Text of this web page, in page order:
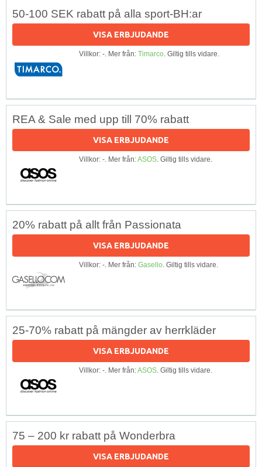
50-100 SEK rabatt på alla sport-BH:ar
VISA ERBJUDANDE
Villkor: -. Mer från: Timarco. Giltig tills vidare.
REA & Sale med upp till 70% rabatt
VISA ERBJUDANDE
Villkor: -. Mer från:ASOS. Giltig tills vidare.
20% rabatt på allt från Passionata
VISA ERBJUDANDE
Villkor: -. Mer från: Gasello. Giltig tills vidare.
25-70% rabatt på mängder av herrkläder
VISA ERBJUDANDE
Villkor: -. Mer från:ASOS. Giltig tills vidare.
75 – 200 kr rabatt på Wonderbra
VISA ERBJUDANDE